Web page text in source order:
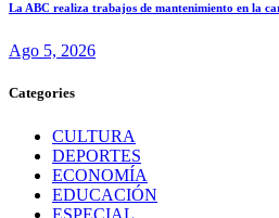
La ABC realiza trabajos de mantenimiento en la
Ago 5, 2026
Categories
CULTURA
DEPORTES
ECONOMÍA
EDUCACIÓN
ESPECIAL